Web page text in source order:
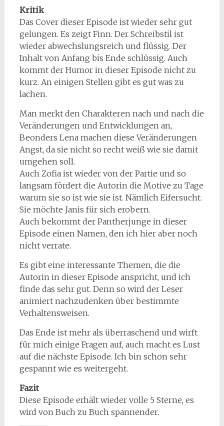
Kritik
Das Cover dieser Episode ist wieder sehr gut
gelungen. Es zeigt Finn. Der Schreibstil ist
wieder abwechslungsreich und flüssig. Der
Inhalt von Anfang bis Ende schlüssig. Auch
kommt der Humor in dieser Episode nicht zu
kurz. An einigen Stellen gibt es gut was zu
lachen.
Man merkt den Charakteren nach und nach die
Veränderungen und Entwicklungen an,
Beonders Lena machen diese Veränderungen
Angst, da sie nicht so recht weiß wie sie damit
umgehen soll.
Auch Zofia ist wieder von der Partie und so
langsam fördert die Autorin die Motive zu Tage
warum sie so ist wie sie ist. Nämlich Eifersucht.
Sie möchte Janis für sich erobern.
Auch bekommt der Pantherjunge in dieser
Episode einen Namen, den ich hier aber noch
nicht verrate.
Es gibt eine interessante Themen, die die
Autorin in dieser Episode anspricht, und ich
finde das sehr gut. Denn so wird der Leser
animiert nachzudenken über bestimmte
Verhaltensweisen.
Das Ende ist mehr als überraschend und wirft
für mich einige Fragen auf, auch macht es Lust
auf die nächste Episode. Ich bin schon sehr
gespannt wie es weitergeht.
Fazit
Diese Episode erhält wieder volle 5 Sterne, es
wird von Buch zu Buch spannender.